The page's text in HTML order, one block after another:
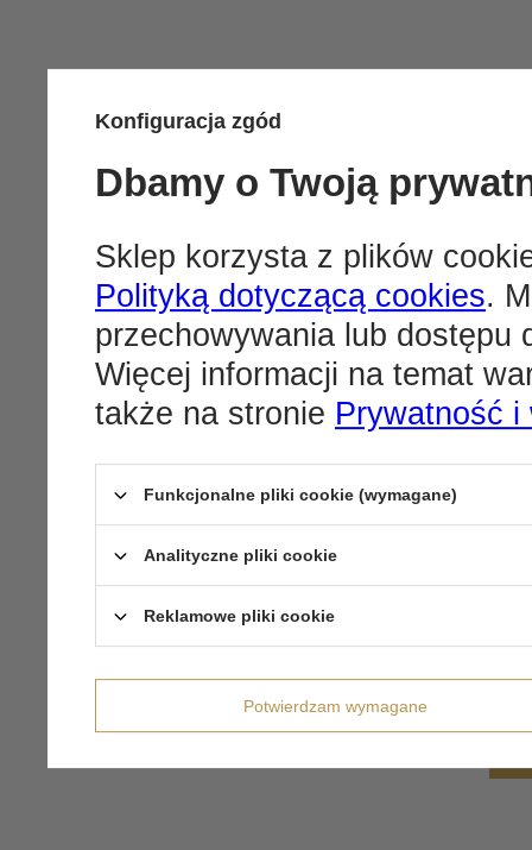
Konfiguracja zgód
Dbamy o Twoją
Sklep korzysta z plików
Polityką dotyczącą cookies.
przechowywania lub dostępu
Więcej informacji na temat
także na stronie Prywatność i
Funkcjonalne pliki cookie (wymagane)
Analityczne pliki cookie
Reklamowe pliki cookie
Potwierdzam wymagane